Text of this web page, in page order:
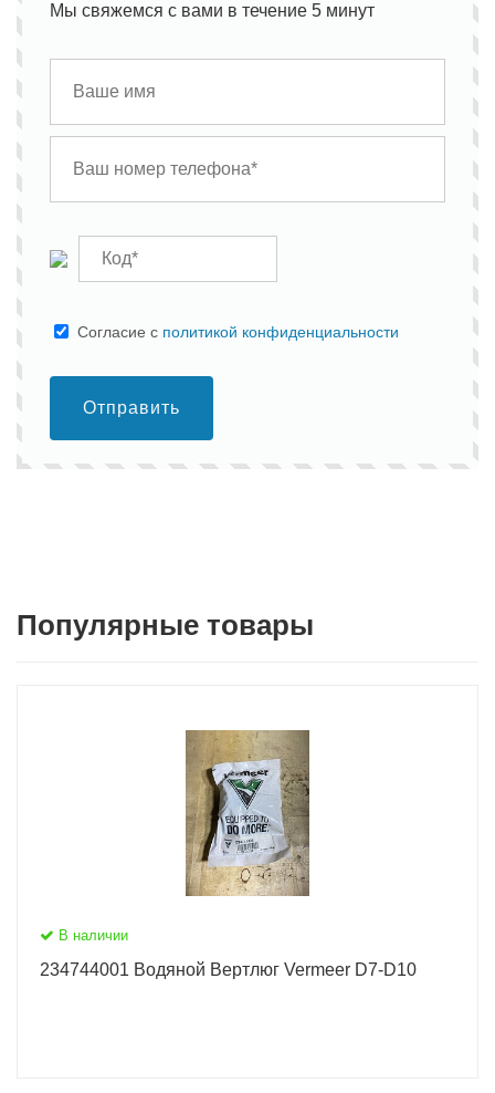
Мы свяжемся с вами в течение 5 минут
Cогласие с политикой конфиденциальности
Отправить
Популярные товары
В наличии
234744001 Водяной Вертлюг Vermeer D7-D10